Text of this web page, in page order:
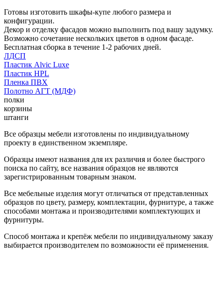
Готовы изготовить шкафы-купе любого размера и
конфигурации.
Декор и отделку фасадов можно выполнить под вашу задумку.
Возможно сочетание нескольких цветов в одном фасаде.
Бесплатная сборка в течение 1-2 рабочих дней.
ЛДСП
Пластик Alvic Luxe
Пластик HPL
Пленка ПВХ
Полотно АГТ (МДФ)
полки
корзины
штанги
Все образцы мебели изготовлены по индивидуальному
проекту в единственном экземпляре.
Образцы имеют названия для их различия и более быстрого
поиска по сайту, все названия образцов не являются
зарегистрированным товарным знаком.
Все мебельные изделия могут отличаться от представленных
образцов по цвету, размеру, комплектации, фурнитуре, а также
способами монтажа и производителями комплектующих и
фурнитуры.
Способ монтажа и крепёж мебели по индивидуальному заказу
выбирается производителем по возможности её применения.